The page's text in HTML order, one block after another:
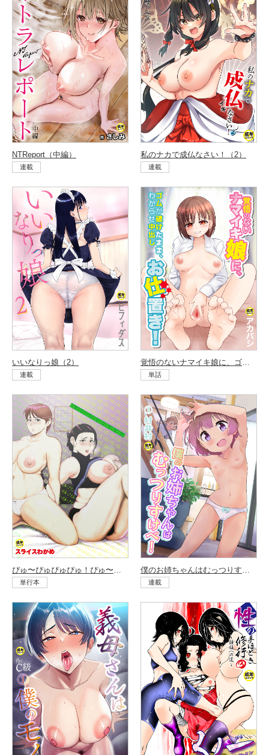
NTReport（中編）
連載
私のナカで成仏なさい！（2）
連載
いいなりっ娘（2）
連載 単話
ぴゅ〜ぴゅぴゅぴゅ！ぴゅ〜ぴゅ〜ぴゅ〜ぴゅ〜ぴゅ〜！
単行本
僕のお姉ちゃんはむっつりすけべ！！ （1）
連載